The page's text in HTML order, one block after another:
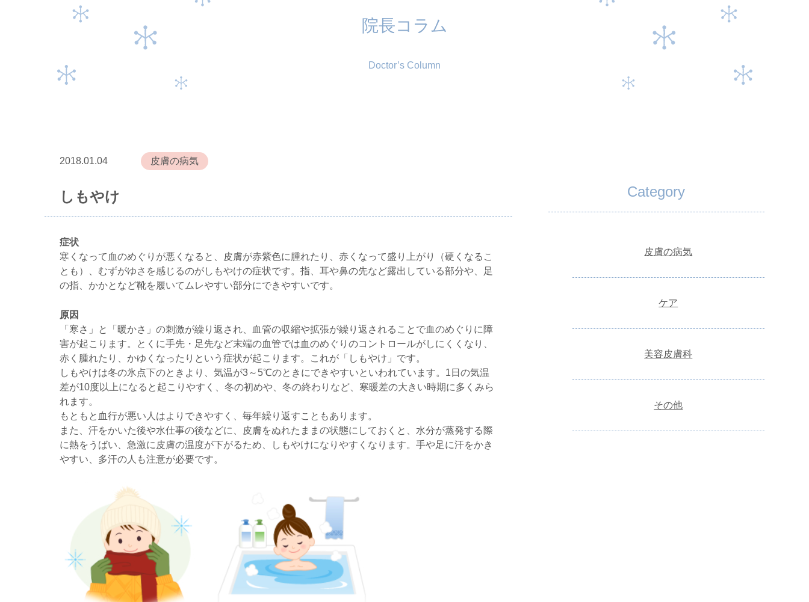
院長コラム
Doctor’s Column
2018.01.04 皮膚の病気
しもやけ
症状
寒くなって血のめぐりが悪くなると、皮膚が赤紫色に腫れたり、赤くなって盛り上がり（硬くなるこ
とも）、むずがゆさを感じるのがしもやけの症状です。指、耳や鼻の先など露出している部分や、足
の指、かかとなど靴を履いてムレやすい部分にできやすいです。
原因
「寒さ」と「暖かさ」の刺激が繰り返され、血管の収縮や拡張が繰り返されることで血のめぐりに障
害が起こります。とくに手先・足先など末端の血管では血のめぐりのコントロールがしにくくなり、
赤く腫れたり、かゆくなったりという症状が起こります。これが「しもやけ」です。
しもやけは冬の氷点下のときより、気温が3～5℃のときにできやすいといわれています。1日の気温
差が10度以上になると起こりやすく、冬の初めや、冬の終わりなど、寒暖差の大きい時期に多くみら
れます。
もともと血行が悪い人はよりできやすく、毎年繰り返すこともあります。
また、汗をかいた後や水仕事の後などに、皮膚をぬれたままの状態にしておくと、水分が蒸発する際
に熱をうばい、急激に皮膚の温度が下がるため、しもやけになりやすくなります。手や足に汗をかき
やすい、多汗の人も注意が必要です。
Category
皮膚の病気
ケア
美容皮膚科
その他